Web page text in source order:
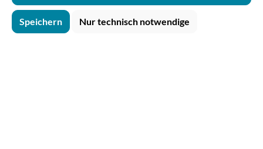
Speichern Nur technisch notwendige